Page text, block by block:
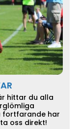
hittar du alla
fortfarande har
oss direkt!